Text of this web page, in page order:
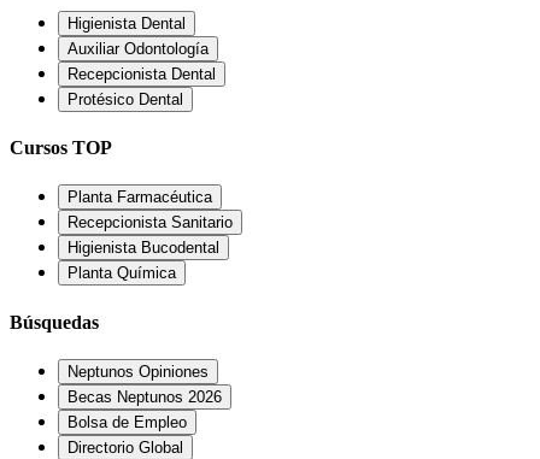
Higienista Dental
Auxiliar Odontología
Recepcionista Dental
Protésico Dental
Cursos TOP
Planta Farmacéutica
Recepcionista Sanitario
Higienista Bucodental
Planta Química
Búsquedas
Neptunos Opiniones
Becas Neptunos 2026
Bolsa de Empleo
Directorio Global